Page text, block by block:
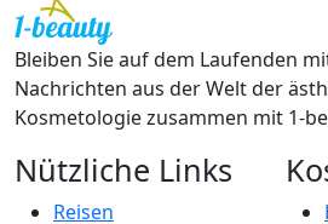
Bleiben Sie auf dem Laufenden
Nachrichten aus der Welt der
Kosmetologie zusammen mit 1-
Nützliche Links
Reisen